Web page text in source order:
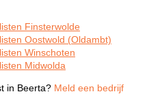
Finsterwolde
Oostwold (Oldambt)
Winschoten
Midwolda
in Beerta? Meld een bedrijf